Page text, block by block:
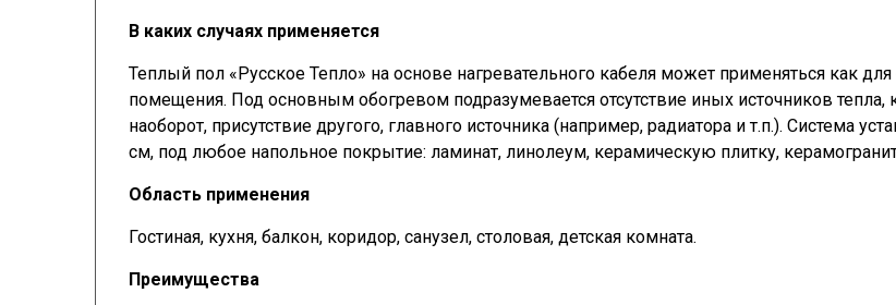
В каких случаях применяется
Теплый пол «Русское Тепло» на основе нагревательного кабеля может применяться как
помещения. Под основным обогревом подразумевается отсутствие иных источников
наоборот, присутствие другого, главного источника (например, радиатора и т.п.). Система
см, под любое напольное покрытие: ламинат, линолеум, керамическую плитку,
Область применения
Гостиная, кухня, балкон, коридор, санузел, столовая, детская комната.
Преимущества